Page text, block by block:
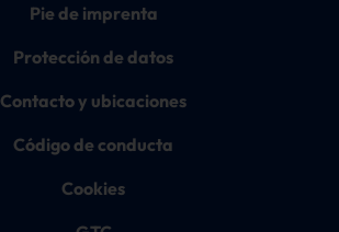
Pie de imprenta
Protección de datos
Contacto y ubicaciones
Código de conducta
Cookies